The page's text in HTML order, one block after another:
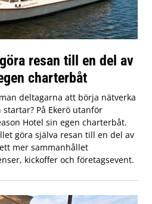
resan till en del av
charterbåt
deltagarna att börja nätverka
På Ekerö utanför
Hotel sin egen charterbåt.
göra själva resan till en del av
mer sammanhållet
kickoffer och företagsevent.